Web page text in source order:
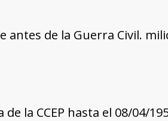
antes de la Guerra Civil.
la CCEP hasta el 08/04/